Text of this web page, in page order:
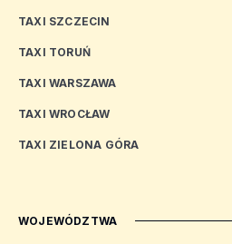
TAXI SZCZECIN
TAXI TORUŃ
TAXI WARSZAWA
TAXI WROCŁAW
TAXI ZIELONA GÓRA
WOJEWÓDZTWA